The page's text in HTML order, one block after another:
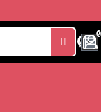
0
0